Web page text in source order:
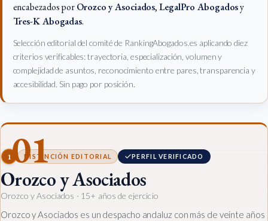
encabezados porOrozco y Asociados,LegalPro Abogadosy
Tres-K Abogadas.
Selección editorial del comité de RankingAbogados.es aplicando diez
criterios verificables: trayectoria, especialización, volumen y
complejidad de asuntos, reconocimiento entre pares, transparencia y
accesibilidad. Sin pago por posición.
01
1 DISTINCIÓN EDITORIAL PERFIL VERIFICADO
Orozco y Asociados
Orozco y Asociados · 15+ años de ejercicio
Orozco y Asociados es un despacho andaluz con más de veinte años